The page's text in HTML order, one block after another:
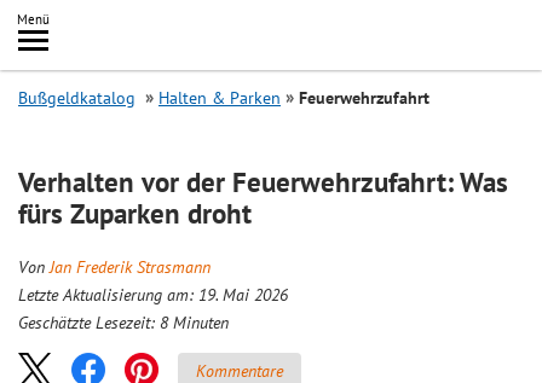
Inhalt
springen
Menü
Search
Bußgeldkatalog Halten & Parken Feuerwehrzufahrt
Verhalten vor der Feuerwehrzufahrt: Was
fürs Zuparken droht
VonJan Frederik Strasmann
Letzte Aktualisierung am: 19. Mai 2026
Geschätzte Lesezeit: 8 Minuten
Kommentare